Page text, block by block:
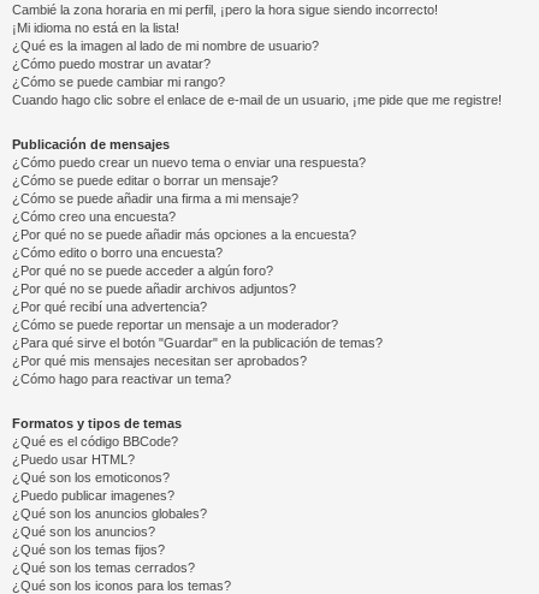
Cambié la zona horaria en mi perfil, ¡pero la hora sigue siendo incorrecto!
¡Mi idioma no está en la lista!
¿Qué es la imagen al lado de mi nombre de usuario?
¿Cómo puedo mostrar un avatar?
¿Cómo se puede cambiar mi rango?
Cuando hago clic sobre el enlace de e-mail de un usuario, ¡me pide que me registre!
Publicación de mensajes
¿Cómo puedo crear un nuevo tema o enviar una respuesta?
¿Cómo se puede editar o borrar un mensaje?
¿Cómo se puede añadir una firma a mi mensaje?
¿Cómo creo una encuesta?
¿Por qué no se puede añadir más opciones a la encuesta?
¿Cómo edito o borro una encuesta?
¿Por qué no se puede acceder a algún foro?
¿Por qué no se puede añadir archivos adjuntos?
¿Por qué recibí una advertencia?
¿Cómo se puede reportar un mensaje a un moderador?
¿Para qué sirve el botón "Guardar" en la publicación de temas?
¿Por qué mis mensajes necesitan ser aprobados?
¿Cómo hago para reactivar un tema?
Formatos y tipos de temas
¿Qué es el código BBCode?
¿Puedo usar HTML?
¿Qué son los emoticonos?
¿Puedo publicar imagenes?
¿Qué son los anuncios globales?
¿Qué son los anuncios?
¿Qué son los temas fijos?
¿Qué son los temas cerrados?
¿Qué son los iconos para los temas?